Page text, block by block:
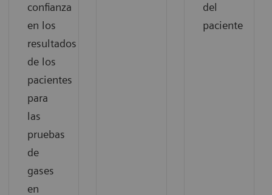
confianza
en los
resultados
de los
pacientes
para
las
pruebas
de
gases
en
del
paciente